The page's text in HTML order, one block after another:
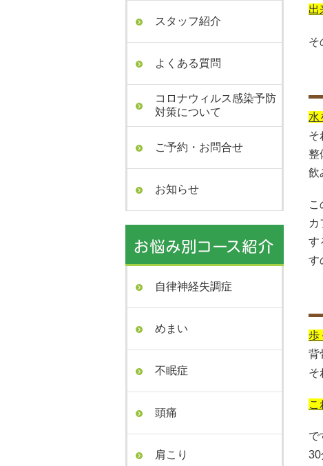
スタッフ紹介
よくある質問
コロナウィルス感染予防
対策について
ご予約・お問合せ
お知らせ
自律神経失調症
めまい
不眠症
頭痛
肩こり
出
そ
水
そ
整
飲
こ
カ
す
す
歩
背
そ
こ
で
30